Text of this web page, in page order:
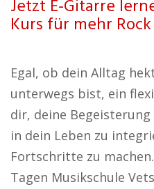
Jetzt E-Gitarre
Kurs für mehr Rock
Egal, ob dein Alltag
unterwegs bist, ein
dir, deine
in dein Leben zu
Fortschritte zu
Tagen Musikschule